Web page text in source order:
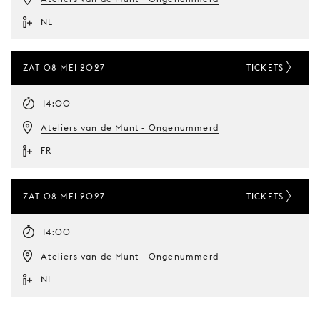
NL
ZAT 08 MEI 2027
14:00
Ateliers van de Munt - Ongenummerd
FR
TICKETS
ZAT 08 MEI 2027
14:00
Ateliers van de Munt - Ongenummerd
NL
TICKETS